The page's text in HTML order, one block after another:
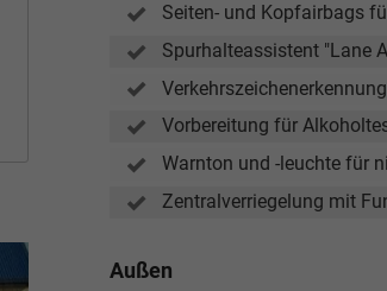
Seiten- und Kopfairbags
Spurhalteassistent "Lane
Verkehrszeichenerkennung
Vorbereitung für
Warnton und -leuchte für
Zentralverriegelung mit
Außen
wollschlaeger@take-your-car.de